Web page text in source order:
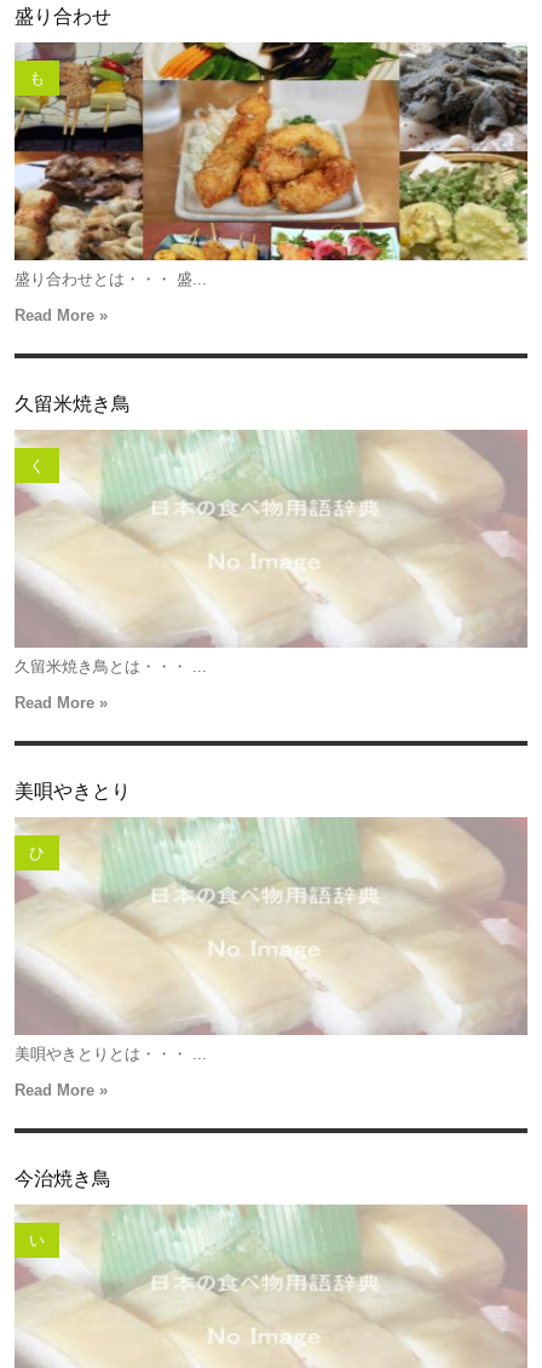
盛り合わせ
も
盛り合わせとは・・・ 盛...
Read More »
久留米焼き鳥
く
久留米焼き鳥とは・・・ ...
Read More »
美唄やきとり
ひ
美唄やきとりとは・・・ ...
Read More »
今治焼き鳥
い